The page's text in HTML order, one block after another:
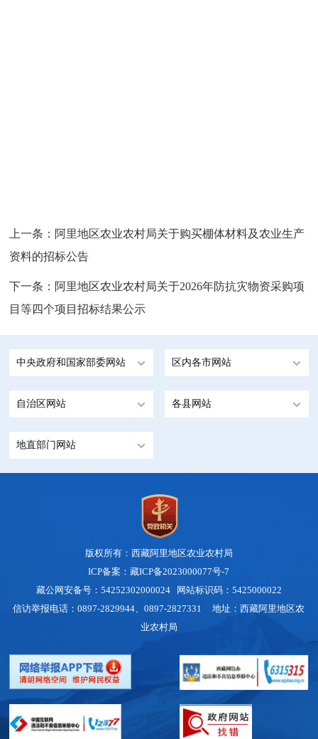
上一条： 阿里地区农业农村局关于购买棚体材料及农业生产
资料的招标公告
下一条： 阿里地区农业农村局关于2026年防抗灾物资采购项
目等四个项目招标结果公示
中央政府和国家部委网站 区内各市网站
自治区网站 各县网站
地直部门网站
版权所有：西藏阿里地区农业农村局
ICP备案：藏ICP备2023000077号-7
藏公网安备号：54252302000024
网站标识码：5425000022
信访举报电话：0897-2829944、0897-2827331 地址：西藏阿里地区农
业农村局